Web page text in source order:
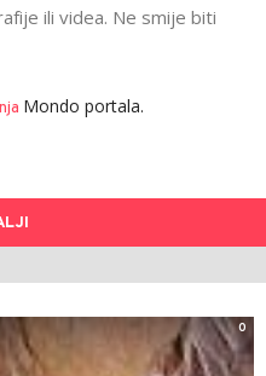
ili videa. Ne smije biti
Mondo portala.
0